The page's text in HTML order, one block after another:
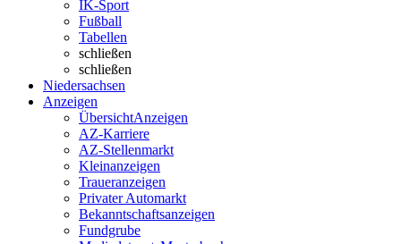
IK-Sport
Fußball
Tabellen
schließen
schließen
Niedersachsen
Anzeigen
ÜbersichtAnzeigen
AZ-Karriere
AZ-Stellenmarkt
Kleinanzeigen
Traueranzeigen
Privater Automarkt
Bekanntschaftsanzeigen
Fundgrube